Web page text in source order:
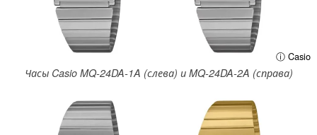
ⓘ Casio
Часы Casio MQ-24DA-1A (слева) и MQ-24DA-2A (справа)